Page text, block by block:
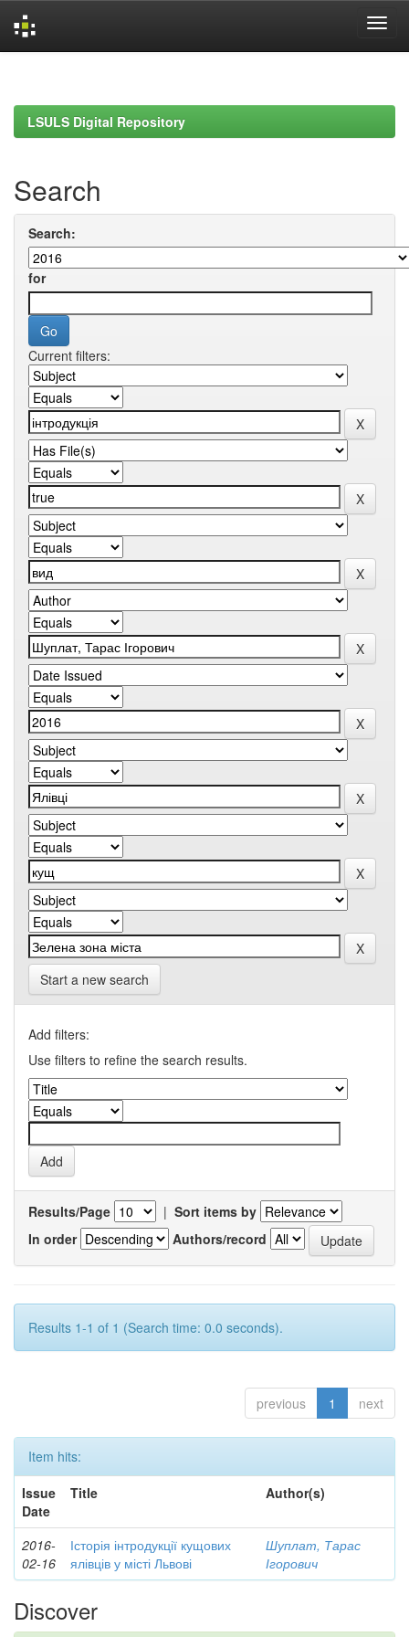
LSULS Digital Repository
Search
Search:
for
Current filters:
Start a new search
Add filters:
Use filters to refine the search results.
Results/Page | Sort items by
In order
Authors/record
Results 1-1 of 1 (Search time: 0.0 seconds).
previous 1 next
Item hits:
Issue
Date
Title Author(s)
2016-
02-16
Історія інтродукції кущових
ялівців у місті Львові
Шуплат, Тарас
Ігорович
Discover